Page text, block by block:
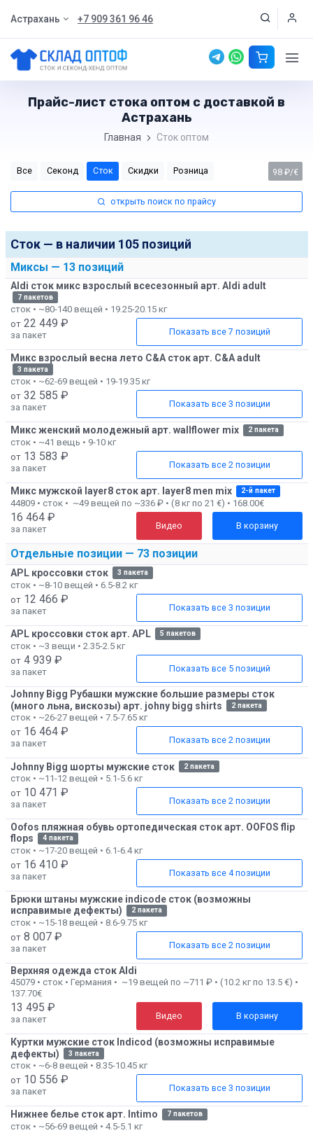
Астрахань +7 909 361 96 46
Прайс-лист стока оптом с доставкой в
Астрахань
Главная Сток оптом
98 ₽/€
Все Секонд Сток Скидки Розница
открыть поиск по прайсу
Сток — в наличии 105 позиций
Миксы — 13 позиций
Aldi сток микс взрослый всесезонный арт. Aldi adult
7 пакетов
сток • ~80-140 вещей • 19.25-20.15 кг
от 22 449 ₽
за пакет Показать все 7 позиций
Микс взрослый весна лето C&A сток арт. C&A adult
3 пакета
сток • ~62-69 вещей • 19-19.35 кг
от 32 585 ₽
за пакет Показать все 3 позиции
Микс женский молодежный арт. wallflower mix 2 пакета
сток • ~41 вещь • 9-10 кг
от 13 583 ₽
за пакет Показать все 2 позиции
Микс мужской layer8 сток арт. layer8 men mix 2-й пакет
44809 • сток • ~49 вещей по ~336 ₽ • (8 кг по 21 €) • 168.00€
16 464 ₽
за пакет Видео В корзину
Отдельные позиции — 73 позиции
APL кроссовки сток 3 пакета
сток • ~8-10 вещей • 6.5-8.2 кг
от 12 466 ₽
за пакет Показать все 3 позиции
APL кроссовки сток арт. APL 5 пакетов
сток • ~3 вещи • 2.35-2.5 кг
от 4 939 ₽
за пакет Показать все 5 позиций
Johnny Bigg Рубашки мужские большие размеры сток
(много льна, вискозы) арт. johny bigg shirts
2 пакета
сток • ~26-27 вещей • 7.5-7.65 кг
от 16 464 ₽
за пакет Показать все 2 позиции
Johnny Bigg шорты мужские сток 2 пакета
сток • ~11-12 вещей • 5.1-5.6 кг
от 10 471 ₽
за пакет Показать все 2 позиции
Oofos пляжная обувь ортопедическая сток арт. OOFOS flip
flops
4 пакета
сток • ~17-20 вещей • 6.1-6.4 кг
от 16 410 ₽
за пакет Показать все 4 позиции
Брюки штаны мужские indicode сток (возможны
исправимые дефекты)
2 пакета
сток • ~15-18 вещей • 8.6-9.75 кг
от 8 007 ₽
за пакет Показать все 2 позиции
Верхняя одежда сток Aldi
45079 • сток • Германия • ~19 вещей по ~711 ₽ • (10.2 кг по 13.5 €) •
137.70€
13 495 ₽
за пакет Видео В корзину
Куртки мужские сток Indicod (возможны исправимые
дефекты)
3 пакета
сток • ~6-8 вещей • 8.35-10.45 кг
от 10 556 ₽
за пакет Показать все 3 позиции
Нижнее белье сток арт. Intimo 7 пакетов
сток • ~56-69 вещей • 4.5-5.1 кг